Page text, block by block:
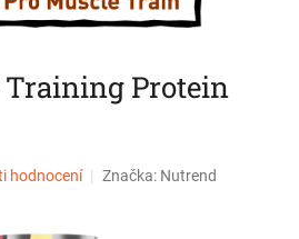
Protein
hodnocení Značka: Nutrend